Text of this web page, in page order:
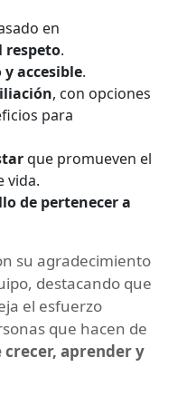
en
respeto.
accesible.
, con opciones
para
que promueven el
vida.
de pertenecer a
su agradecimiento
destacando que
el esfuerzo
que hacen de
aprender y